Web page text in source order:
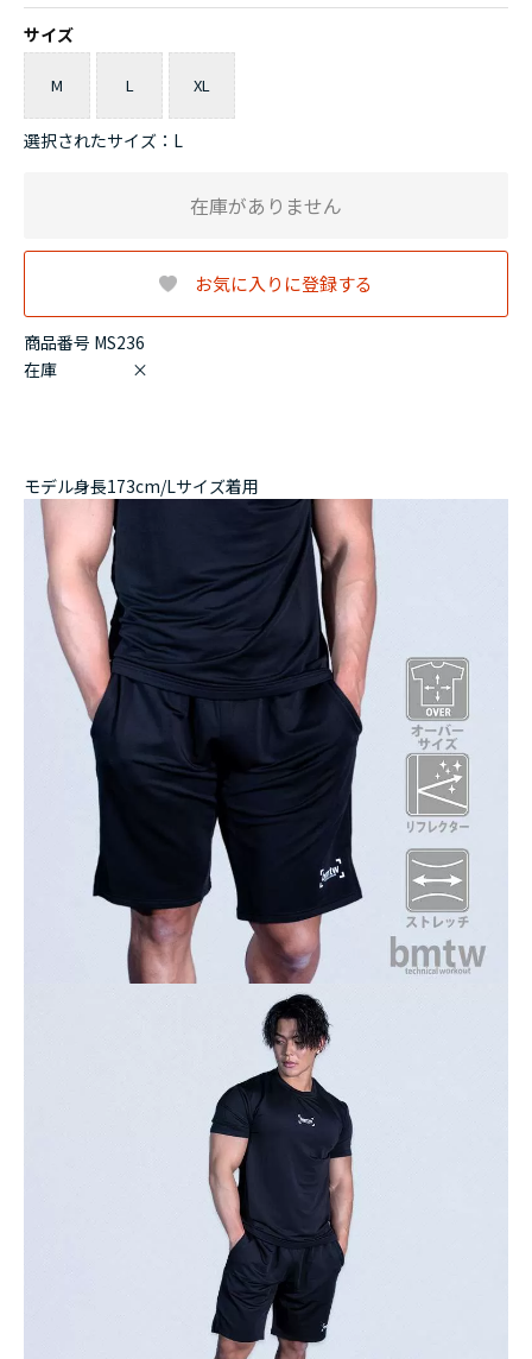
商品番号 MS236
在庫 ×
サイズ
M L XL
選択されたサイズ：L
お気に入りに登録する
在庫がありません
モデル身長173cm/Lサイズ着用